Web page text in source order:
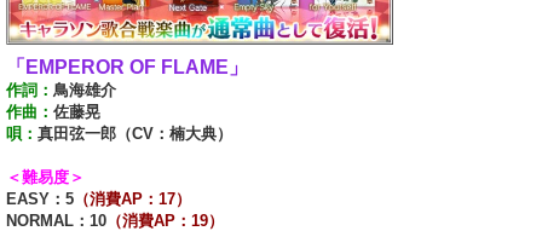
「EMPEROR OF FLAME」
作詞： 鳥海雄介
作曲： 佐藤晃
唄： 真田弦一郎（CV：楠大典）
＜難易度＞
EASY：5 （消費AP：17）
NORMAL：10 （消費AP：19）